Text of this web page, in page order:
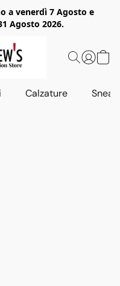
a venerdì 7 Agosto e
Agosto 2026.
Calzature